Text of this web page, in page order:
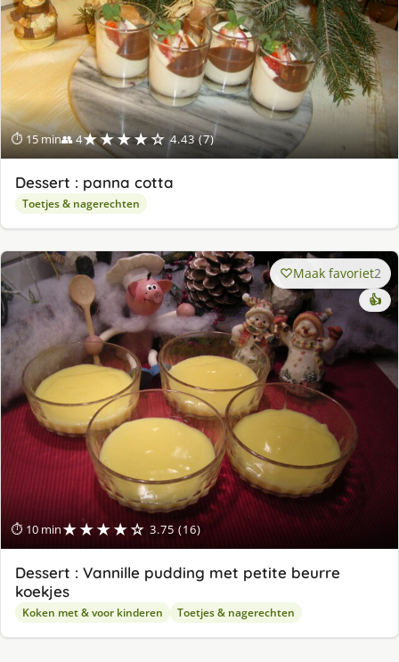
⏱ 15 min👥 4★★★★☆ 4.43 (7)
Dessert : panna cotta
Toetjes & nagerechten
⏱ 10 min★★★★☆ 3.75 (16)
Maak favoriet2
👍
Dessert : Vannille pudding met petite beurre
koekjes
Koken met & voor kinderen Toetjes & nagerechten